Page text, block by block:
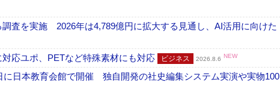
査を実施 2026年は4,789億円に拡大する見通し、AI活用に向けた
応ユポ、PETなど特殊素材にも対応 ビジネス 2026.8.6 NEW
日本教育会館で開催 独自開発の社史編集システム実演や実物100